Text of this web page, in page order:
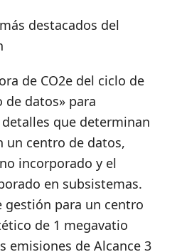
destacados del
de CO2e del ciclo de
de datos» para
que determinan
un centro de datos,
incorporado y el
en subsistemas.
gestión para un centro
de 1 megavatio
emisiones de Alcance 3